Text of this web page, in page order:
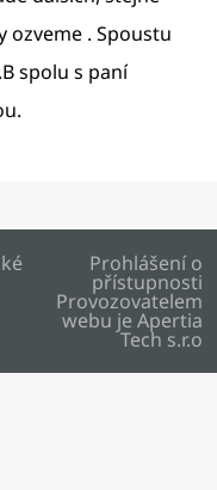
ozveme . Spoustu
spolu s paní
Prohlášení o
přístupnosti
Provozovatelem
webu je Apertia
Tech s.r.o